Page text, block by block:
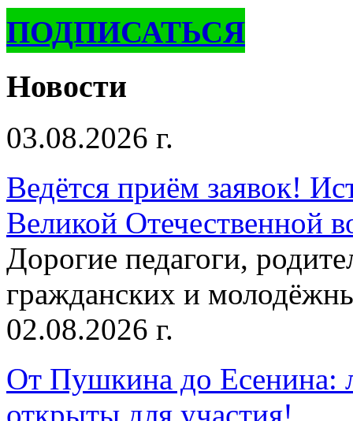
ПОДПИСАТЬСЯ
Новости
03.08.2026 г.
Ведётся приём заявок!
Великой Отечественной
Дорогие педагоги,
гражданских и
02.08.2026 г.
От Пушкина до Есенина:
открыты для участия!